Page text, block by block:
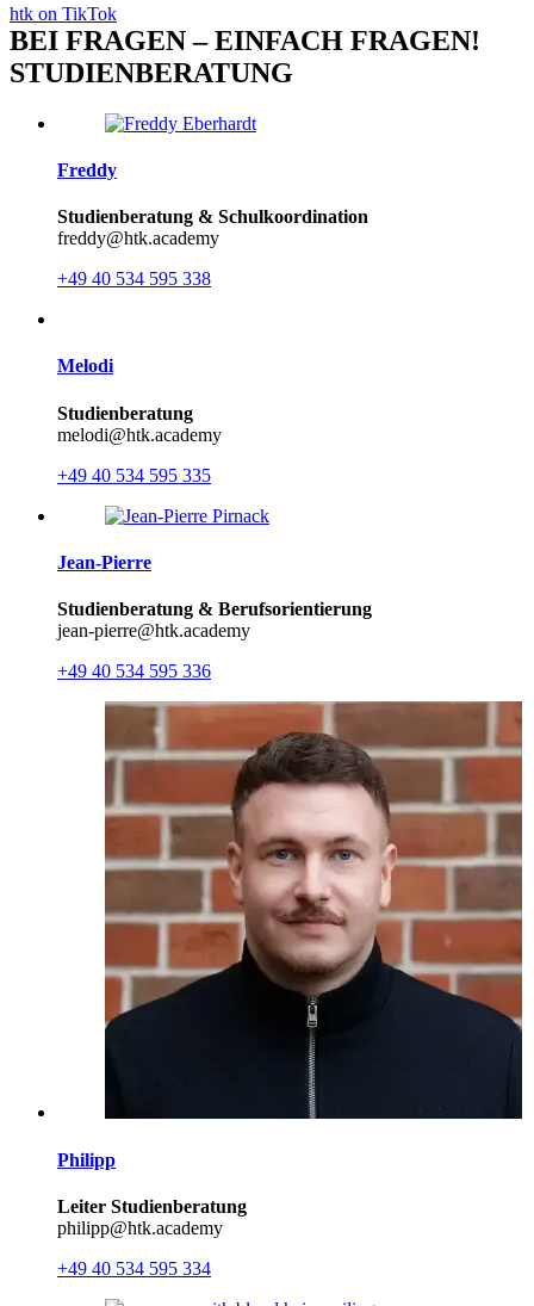
htk on TikTok
BEI FRAGEN – EINFACH FRAGEN!
STUDIENBERATUNG
Freddy
Studienberatung & Schulkoordination
freddy@htk.academy
+49 40 534 595 338
Melodi
Studienberatung
melodi@htk.academy
+49 40 534 595 335
Jean-Pierre
Studienberatung & Berufsorientierung
jean-pierre@htk.academy
+49 40 534 595 336
Philipp
Leiter Studienberatung
philipp@htk.academy
+49 40 534 595 334